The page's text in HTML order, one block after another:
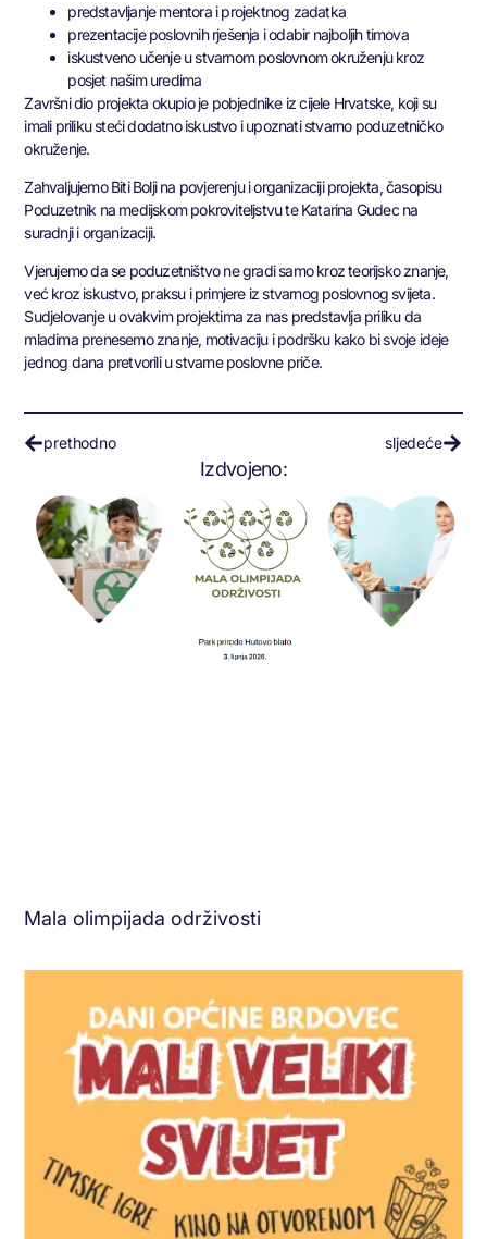
predstavljanje mentora i projektnog zadatka
prezentacije poslovnih rješenja i odabir najboljih timova
iskustveno učenje u stvarnom poslovnom okruženju kroz
posjet našim uredima
Završni dio projekta okupio je pobjednike iz cijele Hrvatske, koji su
imali priliku steći dodatno iskustvo i upoznati stvarno poduzetničko
okruženje.
Zahvaljujemo Biti Bolji na povjerenju i organizaciji projekta, časopisu
Poduzetnik na medijskom pokroviteljstvu te Katarina Gudec na
suradnji i organizaciji.
Vjerujemo da se poduzetništvo ne gradi samo kroz teorijsko znanje,
već kroz iskustvo, praksu i primjere iz stvarnog poslovnog svijeta.
Sudjelovanje u ovakvim projektima za nas predstavlja priliku da
mladima prenesemo znanje, motivaciju i podršku kako bi svoje ideje
jednog dana pretvorili u stvarne poslovne priče.
prethodno sljedeće
Izdvojeno:
Mala olimpijada održivosti